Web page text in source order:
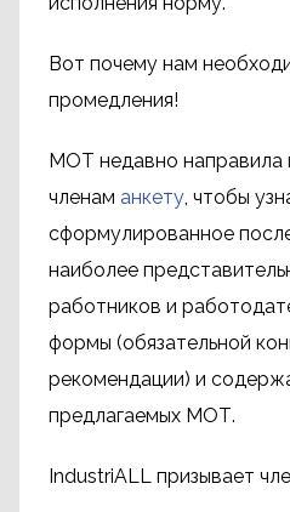
Вот почему нам
промедления!
МОТ недавно направила
членам анкету, чтобы
сформулированное
наиболее
работников и
формы (обязательной
рекомендации) и
предлагаемых МОТ.
IndustriALL призывает